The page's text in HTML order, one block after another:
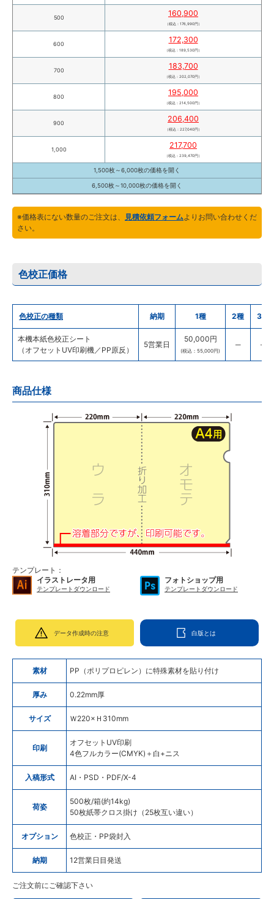
500 160,900
（税込：176,990円）
600 172,300
（税込：189,530円）
700 183,700
（税込：202,070円）
800 195,000
（税込：214,500円）
900 206,400
（税込：227,040円）
1,000 217,700
（税込：239,470円）
1,500枚～6,000枚の価格を開く
6,500枚～10,000枚の価格を開く
※価格表にない数量のご注文は、 見積依頼フォームよりお問い合わせくだ
さい。
色校正価格
色校正の種類 納期 1種 2種 3種
本機本紙色校正シート
（オフセットUV印刷機／PP原反）
5営業日
50,000円
(税込：55,000円)
─ ─
商品仕様
テンプレート：
イラストレータ用
テンプレートダウンロード
フォトショップ用
テンプレートダウンロード
データ作成時の注意 白版とは
素材 PP（ポリプロピレン）に特殊素材を貼り付け
厚み 0.22mm厚
サイズ Ｗ220×Ｈ310mm
印刷
オフセットUV印刷
4色フルカラー(CMYK)＋白+ニス
入稿形式 AI・PSD・PDF/X-4
荷姿
500枚/箱(約14kg)
50枚紙帯クロス掛け（25枚互い違い）
オプション 色校正・PP袋封入
納期 12営業日目発送
ご注文前にご確認下さい